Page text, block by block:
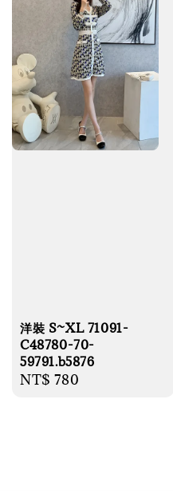
洋裝 S~XL 71091-
C48780-70-
59791.b5876
Regular
NT$ 780